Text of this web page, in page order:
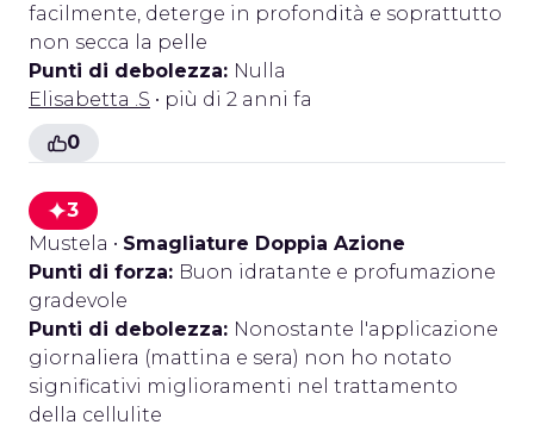
facilmente, deterge in profondità e soprattutto
non secca la pelle
Punti di debolezza: Nulla
Elisabetta .S • più di 2 anni fa
0
3
Mustela • Smagliature Doppia Azione
Punti di forza: Buon idratante e profumazione
gradevole
Punti di debolezza: Nonostante l'applicazione
giornaliera (mattina e sera) non ho notato
significativi miglioramenti nel trattamento
della cellulite